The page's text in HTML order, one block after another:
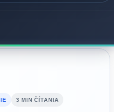
3 MIN ČÍTANIA